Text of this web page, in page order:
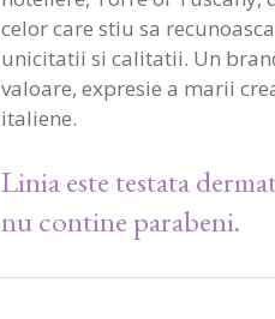
celor care stiu sa
unicitatii si calitatii. Un
valoare, expresie a marii
italiene.
Linia este testata
nu contine parabeni.